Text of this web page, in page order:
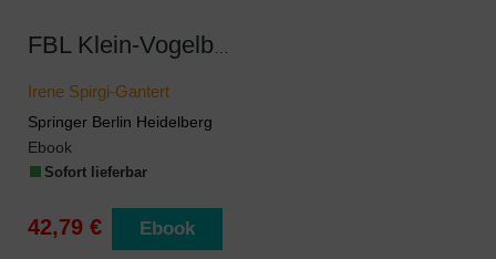
Irene Spirgi-Gantert
Springer Berlin Heidelberg
Ebook
Sofort lieferbar
42,79 € Ebook